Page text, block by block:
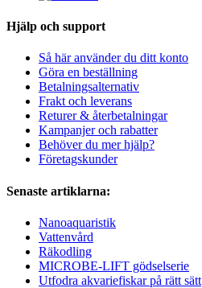
Hjälp och support
Så här använder du ditt konto
Göra en beställning
Betalningsalternativ
Frakt och leverans
Returer & återbetalningar
Kampanjer och rabatter
Behöver du mer hjälp?
Företagskunder
Senaste artiklarna:
Nanoaquaristik
Vattenvård
Räkodling
MICROBE-LIFT gödselserie
Utfodra akvariefiskar på rätt sätt